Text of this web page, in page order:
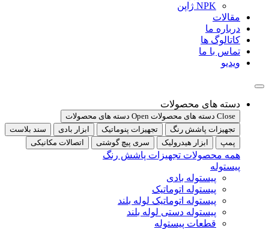
NPK ژاپن
مقالات
درباره ما
کاتالوگ ها
تماس با ما
ویدیو
دسته های محصولات
Close دسته های محصولات
Open دسته های محصولات
تجهیزات پاشش رنگ
تجهیزات پنوماتیک ابزار بادی
سند بلاست
پمپ
ابزار هیدرولیک سری پیچ گوشتی اتصالات مکانیکی
همه محصولات تجهیزات پاشش رنگ
پیستوله
پیستوله بادی
پیستوله اتوماتیک
پیستوله اتوماتیک لوله بلند
پیستوله دستی لوله بلند
قطعات پیستوله